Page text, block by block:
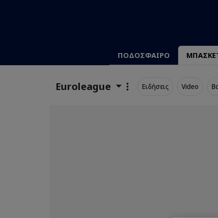
ΠΟΔΟΣΦΑΙΡΟ
Euroleague Ειδήσεις Video